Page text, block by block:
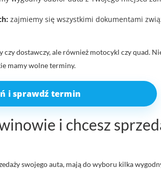
zajmiemy się wszystkimi dokumentami
dostawczy, ale również motocykl czy quad.
mamy wolne terminy.
i sprawdź termin
i chcesz
swojego auta, mają do wyboru kilka